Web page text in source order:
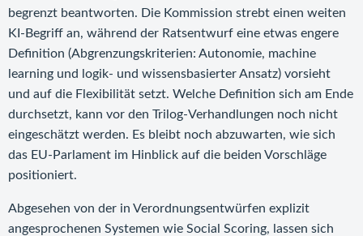
begrenzt beantworten. Die Kommission strebt einen weiten
KI-Begriff an, während der Ratsentwurf eine etwas engere
Definition (Abgrenzungskriterien: Autonomie, machine
learning und logik- und wissensbasierter Ansatz) vorsieht
und auf die Flexibilität setzt. Welche Definition sich am Ende
durchsetzt, kann vor den Trilog-Verhandlungen noch nicht
eingeschätzt werden. Es bleibt noch abzuwarten, wie sich
das EU-Parlament im Hinblick auf die beiden Vorschläge
positioniert.
Abgesehen von der in Verordnungsentwürfen explizit
angesprochenen Systemen wie Social Scoring, lassen sich